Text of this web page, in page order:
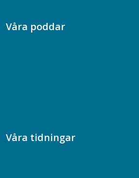
Våra poddar
Våra tidningar